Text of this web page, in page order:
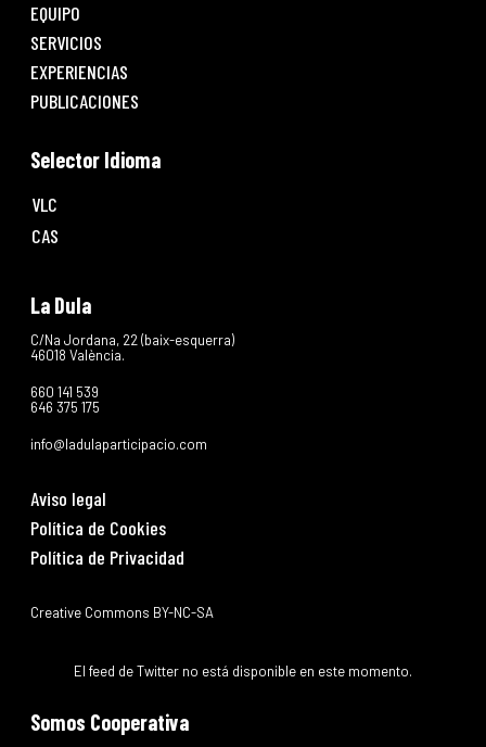
EQUIPO
SERVICIOS
EXPERIENCIAS
PUBLICACIONES
Selector Idioma
VLC
CAS
La Dula
C/Na Jordana, 22 (baix-esquerra)
46018 València.
660 141 539
646 375 175
info@ladulaparticipacio.com
Aviso legal
Política de Cookies
Política de Privacidad
Creative Commons BY-NC-SA
El feed de Twitter no está disponible en este momento.
Somos Cooperativa